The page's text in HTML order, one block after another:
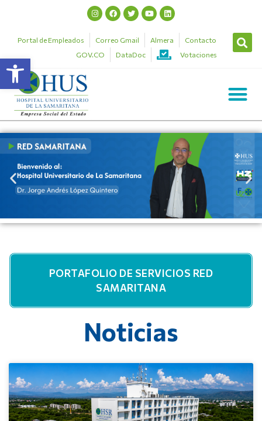
Abrir barra de herramientas
Portal de Empleados Correo Gmail Almera
Contacto
GOV.CO
DataDoc Votaciones
PORTAFOLIO DE SERVICIOS RED
SAMARITANA
Noticias